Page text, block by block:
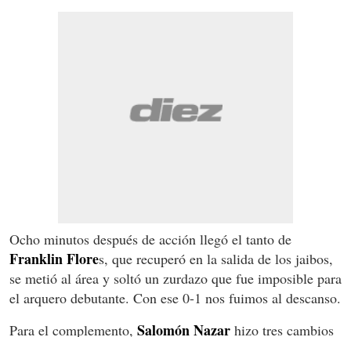
Ocho minutos después de acción llegó el tanto de
Franklin Flores, que recuperó en la salida de los jaibos,
se metió al área y soltó un zurdazo que fue imposible para
el arquero debutante. Con ese 0-1 nos fuimos al descanso.
Para el complemento, Salomón Nazar hizo tres cambios